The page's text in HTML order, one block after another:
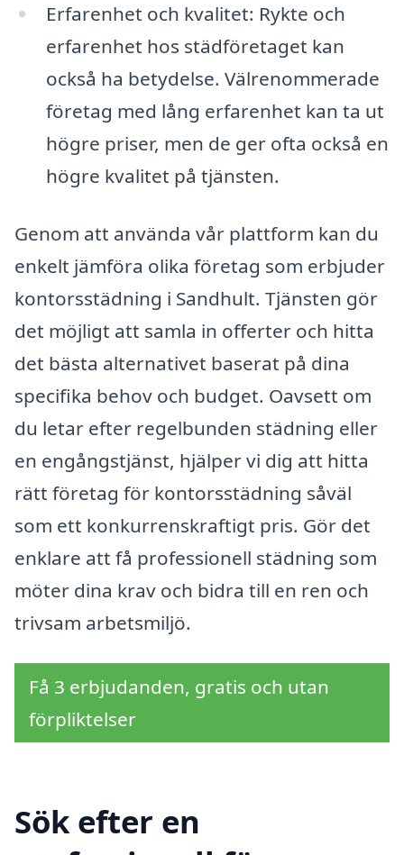
Erfarenhet och kvalitet: Rykte och
erfarenhet hos städföretaget kan
också ha betydelse. Välrenommerade
företag med lång erfarenhet kan ta ut
högre priser, men de ger ofta också en
högre kvalitet på tjänsten.
Genom att använda vår plattform kan du
enkelt jämföra olika företag som erbjuder
kontorsstädning i Sandhult. Tjänsten gör
det möjligt att samla in offerter och hitta
det bästa alternativet baserat på dina
specifika behov och budget. Oavsett om
du letar efter regelbunden städning eller
en engångstjänst, hjälper vi dig att hitta
rätt företag för kontorsstädning såväl
som ett konkurrenskraftigt pris. Gör det
enklare att få professionell städning som
möter dina krav och bidra till en ren och
trivsam arbetsmiljö.
Få 3 erbjudanden, gratis och utan
förpliktelser
Sök efter en